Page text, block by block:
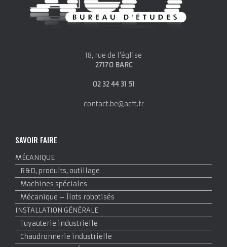
18, rue de l'église
27170 BARC
02 32 44 31 51
contact.be@acft.fr
SAVOIR FAIRE
MÉCANIQUE
R&D, produits, outillage
Machines spéciales
Mécanique – Îlots robotisés
INSTALLATION GÉNÉRALE
Tuyauterie industrielle
Chaudronnerie industrielle